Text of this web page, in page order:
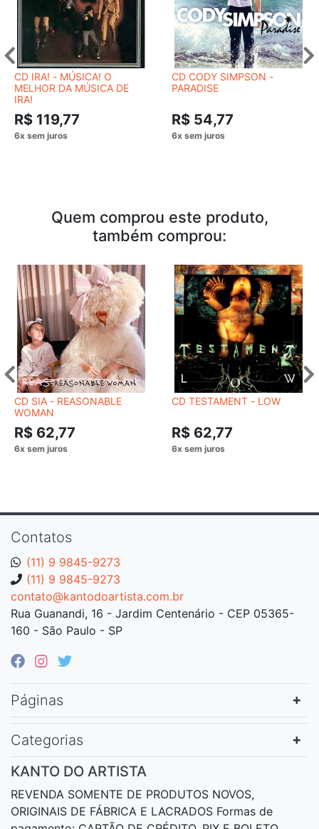
CD IRA! - MÚSICA! O
MELHOR DA MÚSICA DE
IRA!
R$ 119,77
CD CODY SIMPSON -
PARADISE
R$ 54,77
Quem comprou este produto,
também comprou:
CD SIA - REASONABLE
WOMAN
R$ 62,77
CD TESTAMENT - LOW
R$ 62,77
Contatos
(11) 9 9845-9273
(11) 9 9845-9273
contato@kantodoartista.com.br
Rua Guanandi, 16 - Jardim Centenário - CEP 05365-
160 - São Paulo - SP
Páginas
Categorias
KANTO DO ARTISTA
REVENDA SOMENTE DE PRODUTOS NOVOS,
ORIGINAIS DE FÁBRICA E LACRADOS Formas de